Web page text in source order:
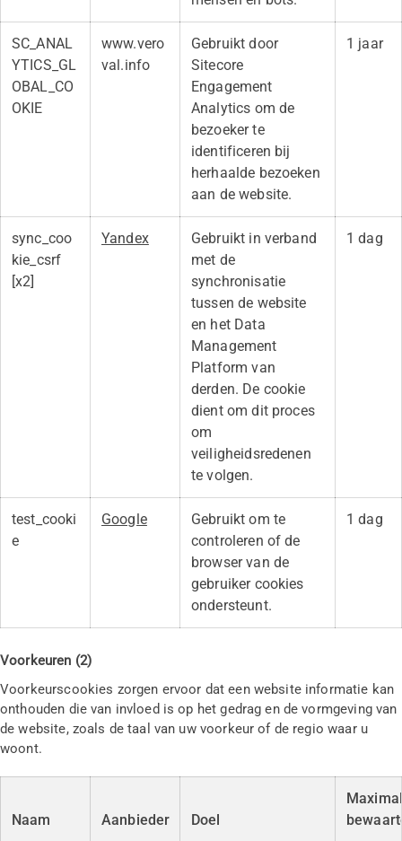
SC_ANAL
YTICS_GL
OBAL_CO
OKIE
www.vero
val.info
Gebruikt door
Sitecore
Engagement
Analytics om de
bezoeker te
identificeren bij
herhaalde bezoeken
aan de website.
1 jaar
sync_coo
kie_csrf
[x2]
Yandex
Gebruikt in verband
met de
synchronisatie
tussen de website
en het Data
Management
Platform van
derden. De cookie
dient om dit proces
om
veiligheidsredenen
te volgen.
1 dag
test_cooki
e
Google
Gebruikt om te
controleren of de
browser van de
gebruiker cookies
ondersteunt.
1 dag
Voorkeuren (2)
Voorkeurscookies zorgen ervoor dat een website informatie kan
onthouden die van invloed is op het gedrag en de vormgeving van
de website, zoals de taal van uw voorkeur of de regio waar u
woont.
Naam Aanbieder Doel